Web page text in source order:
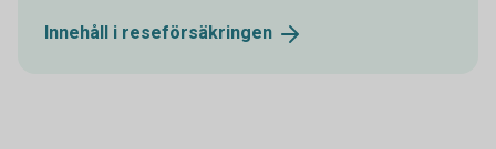
Innehåll i reseförsäkringen